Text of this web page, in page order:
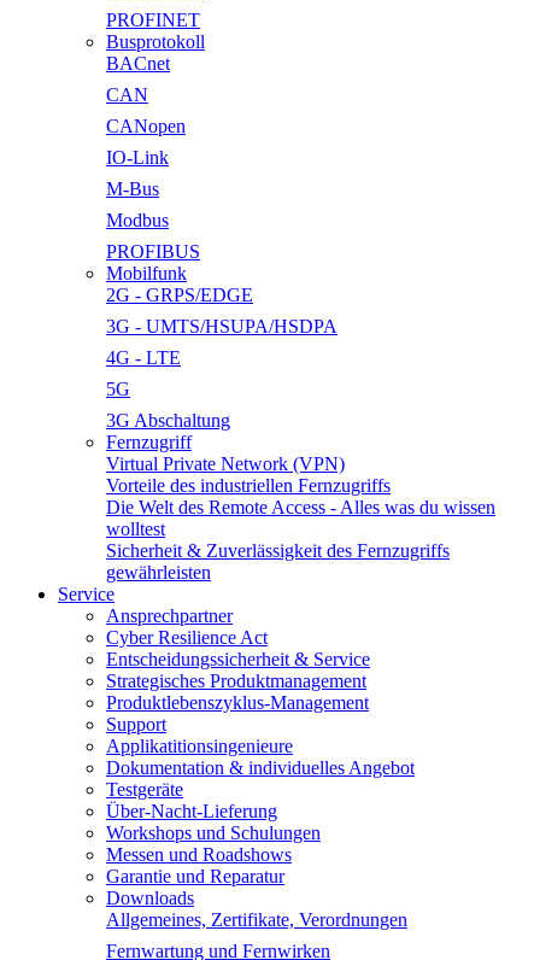
PROFINET
Busprotokoll
BACnet
CAN
CANopen
IO-Link
M-Bus
Modbus
PROFIBUS
Mobilfunk
2G - GRPS/EDGE
3G - UMTS/HSUPA/HSDPA
4G - LTE
5G
3G Abschaltung
Fernzugriff
Virtual Private Network (VPN)
Vorteile des industriellen Fernzugriffs
Die Welt des Remote Access - Alles was du wissen
wolltest
Sicherheit & Zuverlässigkeit des Fernzugriffs
gewährleisten
Service
Ansprechpartner
Cyber Resilience Act
Entscheidungssicherheit & Service
Strategisches Produktmanagement
Produktlebenszyklus-Management
Support
Applikatitionsingenieure
Dokumentation & individuelles Angebot
Testgeräte
Über-Nacht-Lieferung
Workshops und Schulungen
Messen und Roadshows
Garantie und Reparatur
Downloads
Allgemeines, Zertifikate, Verordnungen
Fernwartung und Fernwirken